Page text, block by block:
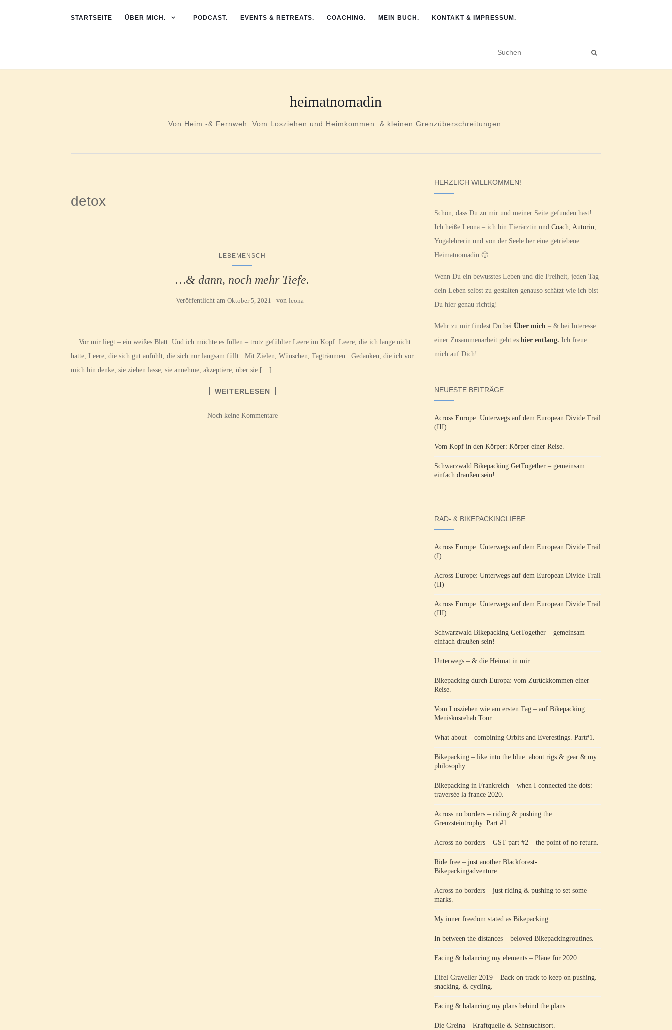
STARTSEITE ÜBER MICH. PODCAST. EVENTS & RETREATS. COACHING. MEIN BUCH. KONTAKT & IMPRESSUM.
heimatnomadin
Von Heim -& Fernweh. Vom Losziehen und Heimkommen. & kleinen Grenzüberschreitungen.
detox
LEBEMENSCH
…& dann, noch mehr Tiefe.
Veröffentlicht amOktober 5, 2021 vonleona
Vor mir liegt – ein weißes Blatt. Und ich möchte es füllen – trotz gefühlter Leere im Kopf. Leere, die ich lange nicht
hatte, Leere, die sich gut anfühlt, die sich nur langsam füllt. Mit Zielen, Wünschen, Tagträumen. Gedanken, die ich vor
mich hin denke, sie ziehen lasse, sie annehme, akzeptiere, über sie […]
WEITERLESEN
Noch keine Kommentare
HERZLICH WILLKOMMEN!
Schön, dass Du zu mir und meiner Seite gefunden hast!
Ich heiße Leona – ich bin Tierärztin und Coach, Autorin,
Yogalehrerin und von der Seele her eine getriebene
Heimatnomadin 🙂
Wenn Du ein bewusstes Leben und die Freiheit, jeden Tag
dein Leben selbst zu gestalten genauso schätzt wie ich bist
Du hier genau richtig!
Mehr zu mir findest Du bei Über mich– & bei Interesse
einer Zusammenarbeit geht es hier entlang. Ich freue
mich auf Dich!
NEUESTE BEITRÄGE
Across Europe: Unterwegs auf dem European Divide Trail
(III)
Vom Kopf in den Körper: Körper einer Reise.
Schwarzwald Bikepacking GetTogether – gemeinsam
einfach draußen sein!
RAD- & BIKEPACKINGLIEBE.
Across Europe: Unterwegs auf dem European Divide Trail
(I)
Across Europe: Unterwegs auf dem European Divide Trail
(II)
Across Europe: Unterwegs auf dem European Divide Trail
(III)
Schwarzwald Bikepacking GetTogether – gemeinsam
einfach draußen sein!
Unterwegs – & die Heimat in mir.
Bikepacking durch Europa: vom Zurückkommen einer
Reise.
Vom Losziehen wie am ersten Tag – auf Bikepacking
Meniskusrehab Tour.
What about – combining Orbits and Everestings. Part#1.
Bikepacking – like into the blue. about rigs & gear & my
philosophy.
Bikepacking in Frankreich – when I connected the dots:
traversée la france 2020.
Across no borders – riding & pushing the
Grenzsteintrophy. Part #1.
Across no borders – GST part #2 – the point of no return.
Ride free – just another Blackforest-
Bikepackingadventure.
Across no borders – just riding & pushing to set some
marks.
My inner freedom stated as Bikepacking.
In between the distances – beloved Bikepackingroutines.
Facing & balancing my elements – Pläne für 2020.
Eifel Graveller 2019 – Back on track to keep on pushing.
snacking. & cycling.
Facing & balancing my plans behind the plans.
Die Greina – Kraftquelle & Sehnsuchtsort.